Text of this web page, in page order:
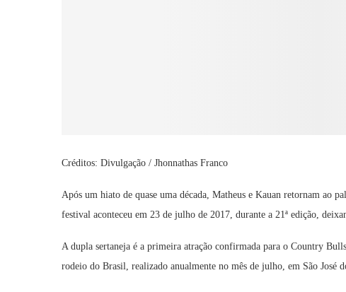
Créditos: Divulgação / Jhonnathas Franco
Após um hiato de quase uma década, Matheus e Kauan retornam ao
festival aconteceu em 23 de julho de 2017, durante a 21ª edição,
A dupla sertaneja é a primeira atração confirmada para o Country
rodeio do Brasil, realizado anualmente no mês de julho, em São José